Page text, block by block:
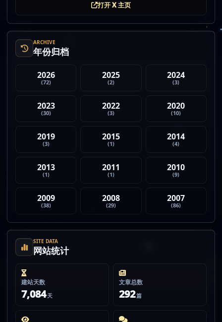
打开 X 主页
ARCHIVE
年份归档
2026
(72)
2025
(2)
2024
(3)
2023
(30)
2022
(3)
2020
(10)
2019
(3)
2015
(1)
2014
(4)
2013
(1)
2011
(1)
2010
(9)
2009
(38)
2008
(29)
2007
(86)
SITE DATA
网站统计
建站天数
7,084 天
文章总数
292篇